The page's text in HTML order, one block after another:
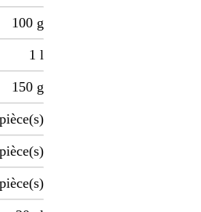
100 g
1 l
150 g
pièce(s)
pièce(s)
pièce(s)